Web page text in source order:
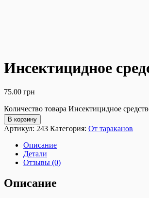
Инсектицидное
75.00 грн
Количество товара Инсектицидное
В корзину
Артикул: 243 Категория: От тараканов
Описание
Детали
Отзывы (0)
Описание